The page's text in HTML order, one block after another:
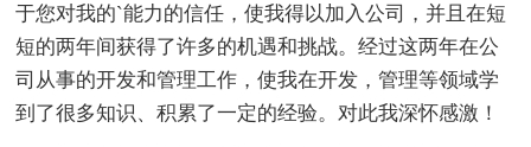
于您对我的`能力的信任，使我得以加入公司，并且在短
短的两年间获得了许多的机遇和挑战。经过这两年在公
司从事的开发和管理工作，使我在开发，管理等领域学
到了很多知识、积累了一定的经验。对此我深怀感激！